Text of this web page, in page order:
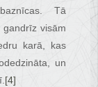
Tā
visām
karā, kas
un
[4]